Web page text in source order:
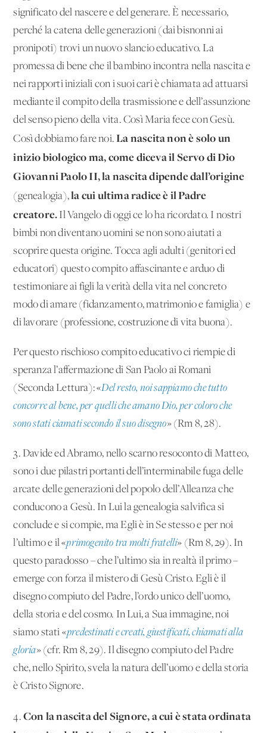
significato del nascere e del generare. È necessario,
perché la catena delle generazioni (dai bisnonni ai
pronipoti) trovi un nuovo slancio educativo. La
promessa di bene che il bambino incontra nella nascita e
nei rapporti iniziali con i suoi cari è chiamata ad attuarsi
mediante il compito della trasmissione e dell’assunzione
del senso pieno della vita. Così Maria fece con Gesù.
Così dobbiamo fare noi.La nascita non è solo un
inizio biologico ma, come diceva il Servo di Dio
Giovanni Paolo II, la nascita dipende dall’origine
(genealogia),la cui ultima radice è il Padre
creatore. Il Vangelo di oggi ce lo ha ricordato. I nostri
bimbi non diventano uomini se non sono aiutati a
scoprire questa origine. Tocca agli adulti (genitori ed
educatori) questo compito affascinante e arduo di
testimoniare ai figli la verità della vita nel concreto
modo di amare (fidanzamento, matrimonio e famiglia) e
di lavorare (professione, costruzione di vita buona).
Per questo rischioso compito educativo ci riempie di
speranza l’affermazione di San Paolo ai Romani
(Seconda Lettura): «Del resto, noi sappiamo che tutto
concorre al bene, per quelli che amano Dio, per coloro che
sono stati ciamati secondo il suo disegno» (Rm 8, 28).
3. Davide ed Abramo, nello scarno resoconto di Matteo,
sono i due pilastri portanti dell’interminabile fuga delle
arcate delle generazioni del popolo dell’Alleanza che
conducono a Gesù. In Lui la genealogia salvifica si
conclude e si compie, ma Egli è in Se stesso e per noi
l’ultimo e il «primogenito tra molti fratelli» (Rm 8, 29). In
questo paradosso – che l’ultimo sia in realtà il primo –
emerge con forza il mistero di Gesù Cristo. Egli è il
disegno compiuto del Padre, l’ordo unico dell’uomo,
della storia e del cosmo. In Lui, a Sua immagine, noi
siamo stati «predestinati e creati, giustificati, chiamati alla
gloria» (cfr. Rm 8, 29). Il disegno compiuto del Padre
che, nello Spirito, svela la natura dell’uomo e della storia
è Cristo Signore.
4.Con la nascita del Signore, a cui è stata ordinata